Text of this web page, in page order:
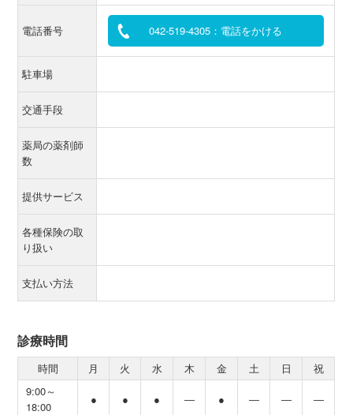
電話番号 042-519-4305：電話をかける
駐車場
交通手段
薬局の薬剤師
数
提供サービス
各種保険の取
り扱い
支払い方法
診療時間
時間 月 火 水 木 金 土 日
祝
9:00～
18:00
● ● ● ― ● ― ― ―